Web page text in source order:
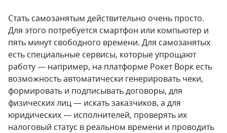
Стать самозанятым действительно очень просто.
Для этого потребуется смартфон или компьютер и
пять минут свободного времени. Для самозанятых
есть специальные сервисы, которые упрощают
работу — например, на платформе Рокет Ворк есть
возможность автоматически генерировать чеки,
формировать и подписывать договоры, для
физических лиц — искать заказчиков, а для
юридических — исполнителей, проверять их
налоговый статус в реальном времени и проводить